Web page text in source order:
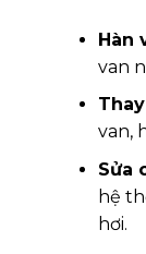
Hàn
van
van,
Sửa
hệ
hơi.